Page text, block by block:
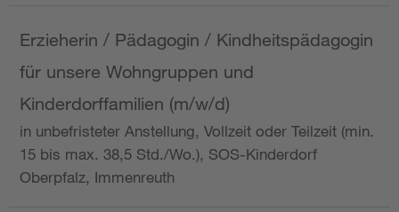
Erzieherin / Pädagogin / Kindheitspädagogin
für unsere Wohngruppen und
Kinderdorffamilien (m/w/d)
in unbefristeter Anstellung, Vollzeit oder Teilzeit (min.
15 bis max. 38,5 Std./Wo.), SOS-Kinderdorf
Oberpfalz, Immenreuth